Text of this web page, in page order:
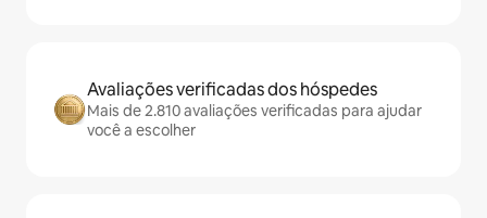
Avaliações verificadas dos hóspedes
Mais de 2.810 avaliações verificadas para ajudar
você a escolher